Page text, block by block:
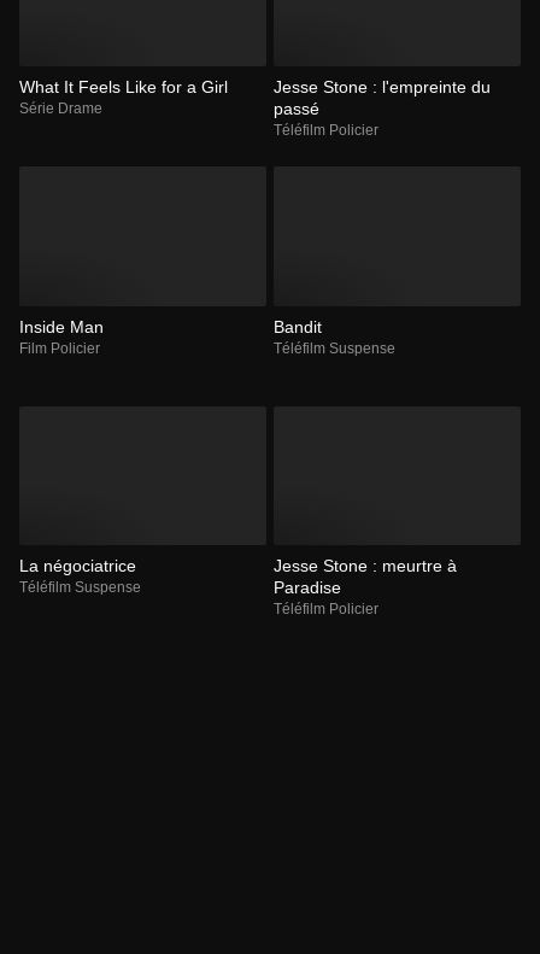
What It Feels Like for a Girl
Série Drame
Jesse Stone : l'empreinte du
passé
Téléfilm Policier
Inside Man
Film Policier
Bandit
Téléfilm Suspense
La négociatrice
Téléfilm Suspense
Jesse Stone : meurtre à
Paradise
Téléfilm Policier